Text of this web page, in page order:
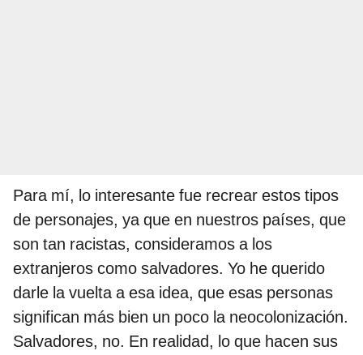
Para mí, lo interesante fue recrear estos tipos
de personajes, ya que en nuestros países, que
son tan racistas, consideramos a los
extranjeros como salvadores. Yo he querido
darle la vuelta a esa idea, que esas personas
significan más bien un poco la neocolonización.
Salvadores, no. En realidad, lo que hacen sus